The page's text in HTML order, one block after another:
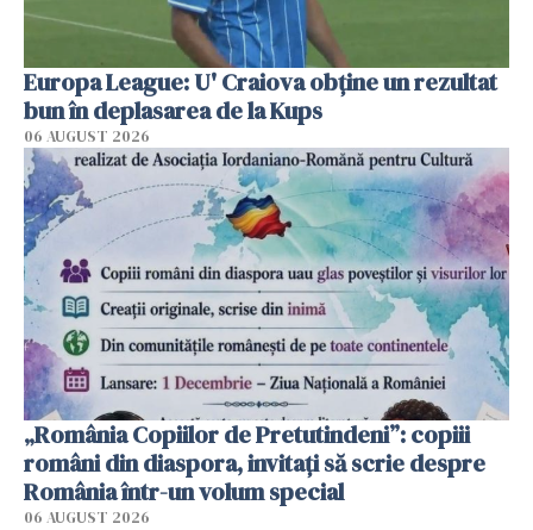
Europa League: U' Craiova obține un rezultat
bun în deplasarea de la Kups
06 AUGUST 2026
„România Copiilor de Pretutindeni”: copiii
români din diaspora, invitați să scrie despre
România într-un volum special
06 AUGUST 2026